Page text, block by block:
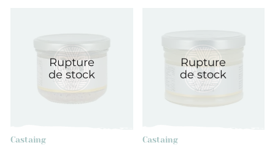
Rupture
de stock
Castaing
Rupture
de stock
Castaing